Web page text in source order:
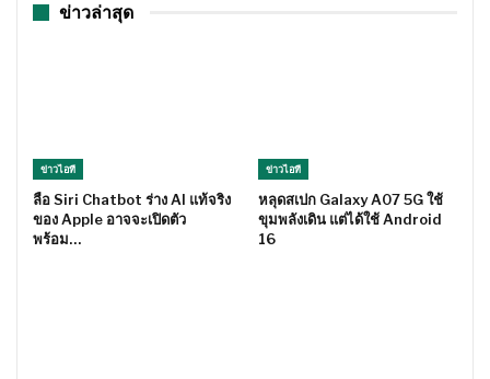
ข่าวล่าสุด
ข่าวไอที
ลือ Siri Chatbot ร่าง AI แท้จริง
ของ Apple อาจจะเปิดตัว
พร้อม…
ข่าวไอที
หลุดสเปก Galaxy A07 5G ใช้
ขุมพลังเดิน แต่ได้ใช้ Android
16